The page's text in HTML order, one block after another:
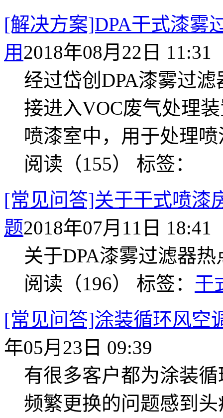
[解决方案]DPA干式漆雾
用2018年08月22日 11:31
经过岱创DPA漆雾过
接进入VOC废气处理
喷漆室中，用于处理
阅读（155） 标签：
[常见问答]关于干式喷漆
题2018年07月11日 18:41
关于DPA漆雾过滤器
阅读（196） 标签： 干
[常见问答]涂装循环风空
年05月23日 09:39
有很多客户都为涂装
频繁更换的问题感到